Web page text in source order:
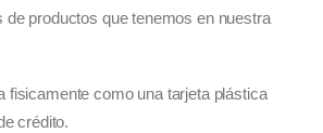
de productos que tenemos en nuestra
fisicamente como una tarjeta plástica
crédito.